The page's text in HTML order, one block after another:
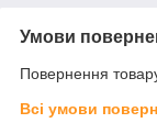
Умови
Повернення
Всі умови